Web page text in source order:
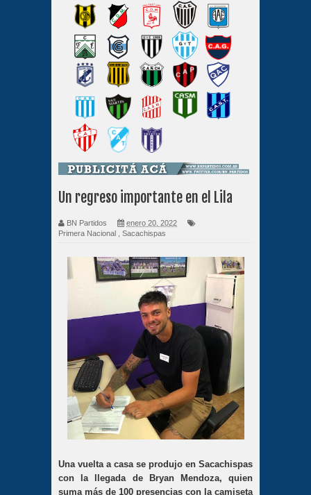
Un regreso importante en el Lila
BN Partidos
enero 20, 2022
Primera Nacional
Sacachispas
Una vuelta a casa se produjo en Sacachispas
con la llegada de Bryan Mendoza, quien
suma más de 100 presencias con la camiseta